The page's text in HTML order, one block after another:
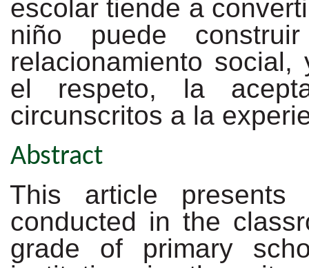
escolar tiende a
niño
puede
construir
relacionamiento social,
el respeto, la
circunscritos a la
Abstract
This article
conducted in the
grade of primary